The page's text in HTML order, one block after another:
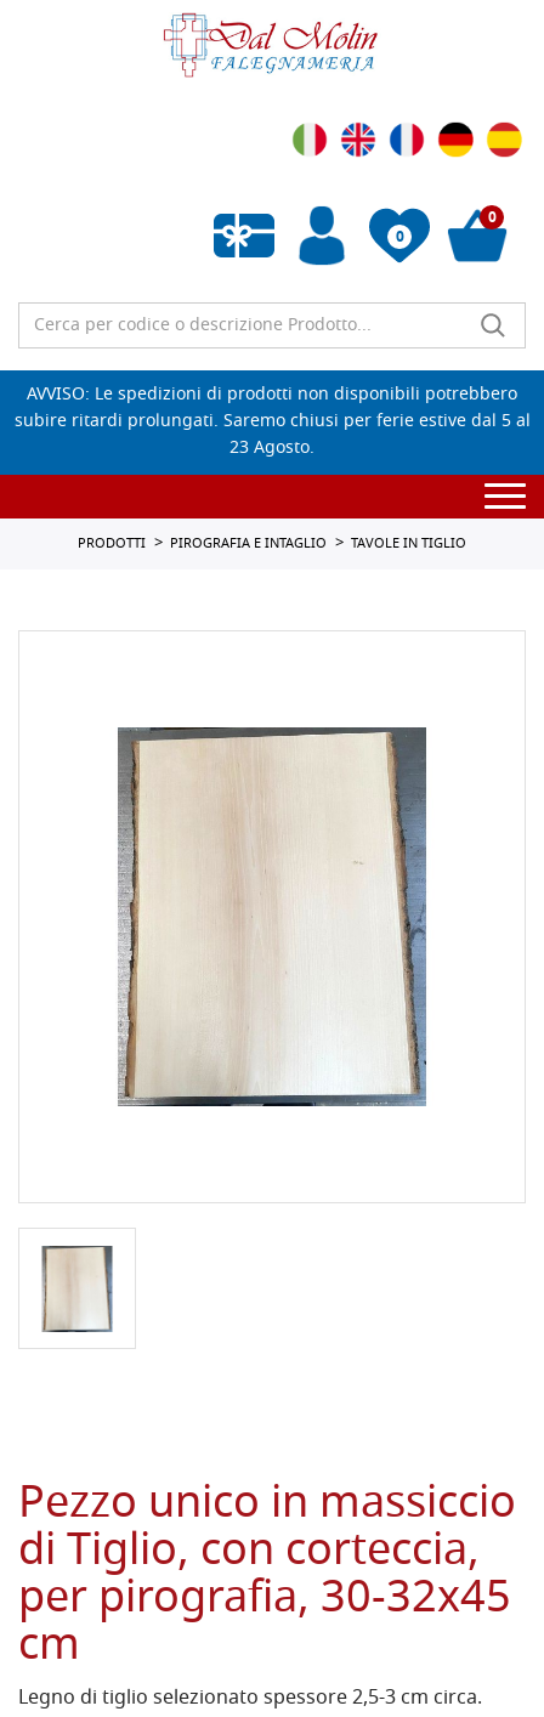
0
Wishlist vuota
0
AVVISO: Le spedizioni di prodotti non disponibili potrebbero
subire ritardi prolungati. Saremo chiusi per ferie estive dal 5 al
23 Agosto.
PRODOTTI PIROGRAFIA E INTAGLIO TAVOLE IN TIGLIO
Pezzo unico in massiccio
di Tiglio, con corteccia,
per pirografia, 30-32x45
cm
Legno di tiglio selezionato spessore 2,5-3 cm circa.